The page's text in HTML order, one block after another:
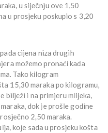
u siječnju ove 1,50
u prosjeku poskupio s 3,20
cijena niza drugih
možemo pronaći kada
Tako kilogram
15,30 maraka po kilogramu,
bilježi i na primjeru mlijeka,
dok je prošle godine
2,50 maraka.
koje sada u prosjeku košta